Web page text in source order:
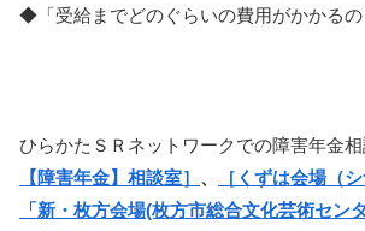
◆「受給までどのぐらいの費用がかかるの
ひらかたＳＲネットワークでの障害年金相
【障害年金】相談室］ 、 ［くずは会場（
「新・枚方会場(枚方市総合文化芸術セン